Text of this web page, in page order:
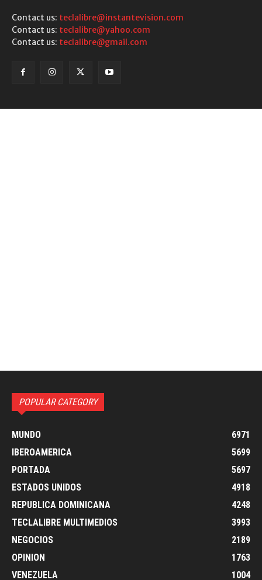
Contact us: teclalibre@instantevision.com
Contact us: teclalibre@yahoo.com
Contact us: teclalibre@gmail.com
POPULAR CATEGORY
MUNDO
6971
IBEROAMERICA
5699
PORTADA
5697
ESTADOS UNIDOS
4918
REPUBLICA DOMINICANA
4248
TECLALIBRE MULTIMEDIOS
3993
NEGOCIOS
2189
OPINION
1763
VENEZUELA
1004